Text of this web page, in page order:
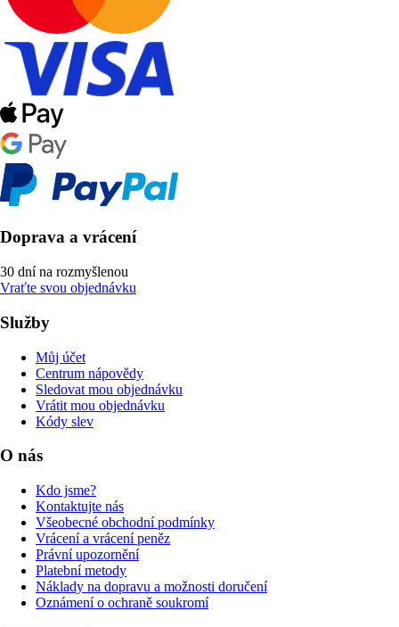
Doprava a vrácení
30 dní na rozmyšlenou
Vraťte svou objednávku
Služby
Můj účet
Centrum nápovědy
Sledovat mou objednávku
Vrátit mou objednávku
Kódy slev
O nás
Kdo jsme?
Kontaktujte nás
Všeobecné obchodní podmínky
Vrácení a vrácení peněz
Právní upozornění
Platební metody
Náklady na dopravu a možnosti doručení
Oznámení o ochraně soukromí